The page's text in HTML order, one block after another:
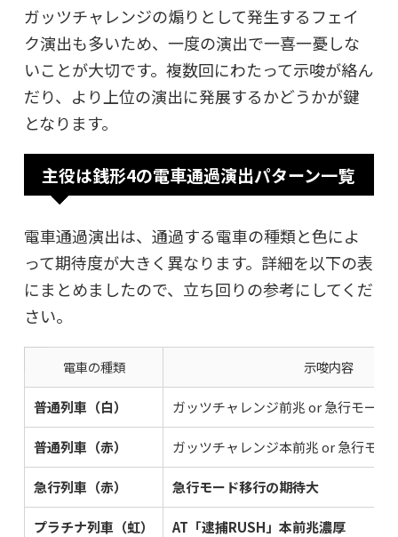
ガッツチャレンジの煽りとして発生するフェイ
ク演出も多いため、一度の演出で一喜一憂しな
いことが大切です。複数回にわたって示唆が絡ん
だり、より上位の演出に発展するかどうかが鍵
となります。
主役は銭形4の電車通過演出パターン一覧
電車通過演出は、通過する電車の種類と色によ
って期待度が大きく異なります。詳細を以下の表
にまとめましたので、立ち回りの参考にしてくだ
さい。
電車の種類 示唆内容
普通列車（白） ガッツチャレンジ前兆 or 急行モード
普通列車（赤） ガッツチャレンジ本前兆 or 急行モー
急行列車（赤） 急行モード移行の期待大
プラチナ列車（虹） AT「逮捕RUSH」本前兆濃厚